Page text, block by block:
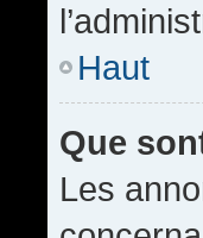
Haut
Que
Les